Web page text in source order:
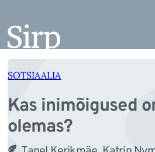
juurde
SOTSIAALIA
Kas inimõigused
olemas?